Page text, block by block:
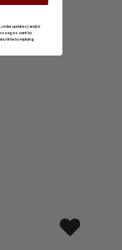
updates) and/or
sent by
time by replying